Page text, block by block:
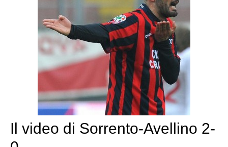
Il video di Sorrento-Avellino 2-